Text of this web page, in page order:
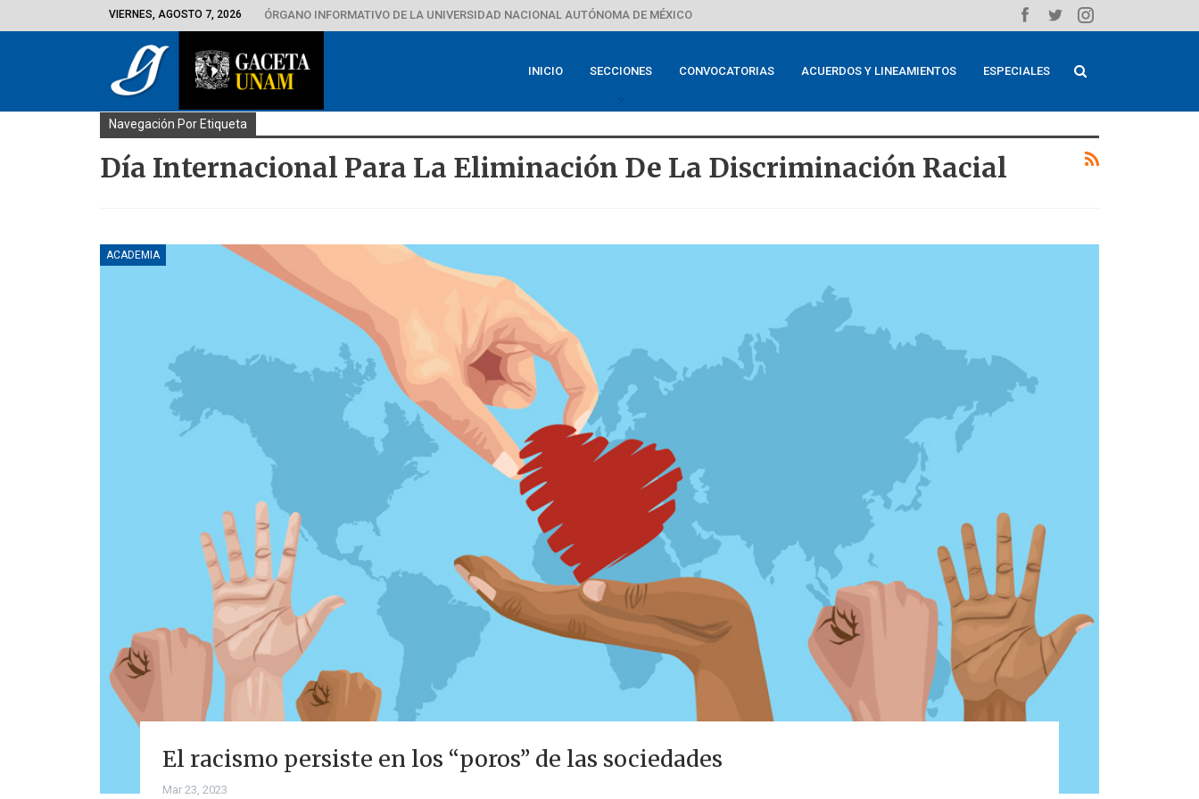
VIERNES, AGOSTO 7, 2026 ÓRGANO INFORMATIVO DE LA UNIVERSIDAD NACIONAL AUTÓNOMA DE MÉXICO
INICIO SECCIONES CONVOCATORIAS ACUERDOS Y LINEAMIENTOS ESPECIALES
Navegación Por Etiqueta
Día Internacional Para La Eliminación De La Discriminación Racial
ACADEMIA
El racismo persiste en los “poros” de las sociedades
Mar 23, 2023